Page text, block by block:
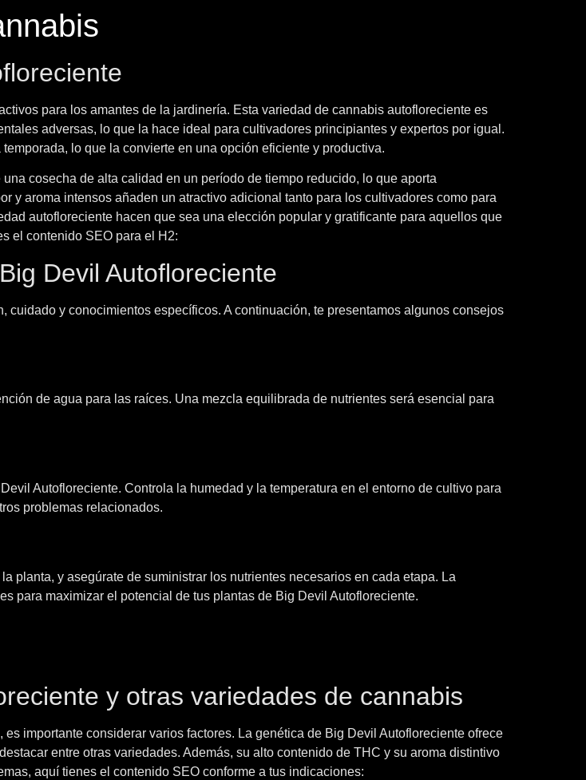
para los amantes de la jardinería. Esta variedad de cannabis autofloreciente es
adversas, lo que la hace ideal para cultivadores principiantes y expertos por igual.
lo que la convierte en una opción eficiente y productiva.
cosecha de alta calidad en un período de tiempo reducido, lo que aporta
y aroma intensos añaden un atractivo adicional tanto para los cultivadores como para
autofloreciente hacen que sea una elección popular y gratificante para aquellos que
el contenido SEO para el H2:
Devil Autofloreciente
y conocimientos específicos. A continuación, te presentamos algunos consejos
de agua para las raíces. Una mezcla equilibrada de nutrientes será esencial para
Autofloreciente. Controla la humedad y la temperatura en el entorno de cultivo para
problemas relacionados.
planta, y asegúrate de suministrar los nutrientes necesarios en cada etapa. La
para maximizar el potencial de tus plantas de Big Devil Autofloreciente.
y otras variedades de cannabis
importante considerar varios factores. La genética de Big Devil Autofloreciente ofrece
entre otras variedades. Además, su alto contenido de THC y su aroma distintivo
aquí tienes el contenido SEO conforme a tus indicaciones: